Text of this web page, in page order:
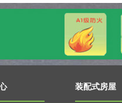
装配式房屋